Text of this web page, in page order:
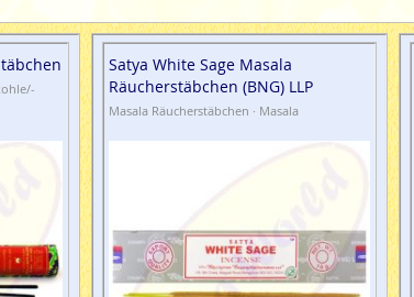
Satya White Sage Masala
Räucherstäbchen (BNG) LLP
Masala Räucherstäbchen · Masala